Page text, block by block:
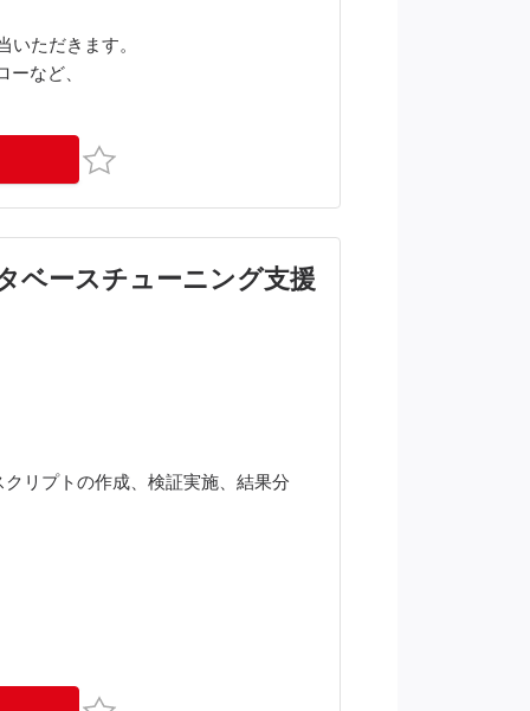
ただきます。
など、
お気に入り
ベースチューニング支援
リプトの作成、検証実施、結果分